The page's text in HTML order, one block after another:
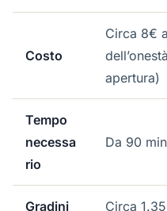
Costo
Circa 8€
apertura)
Tempo
necessa
rio
Da 90
Gradini Circa